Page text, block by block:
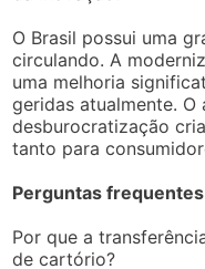
O Brasil possui uma
circulando. A
uma melhoria
geridas atualmente. O
desburocratização
tanto para
Perguntas frequentes
Por que a
de cartório?